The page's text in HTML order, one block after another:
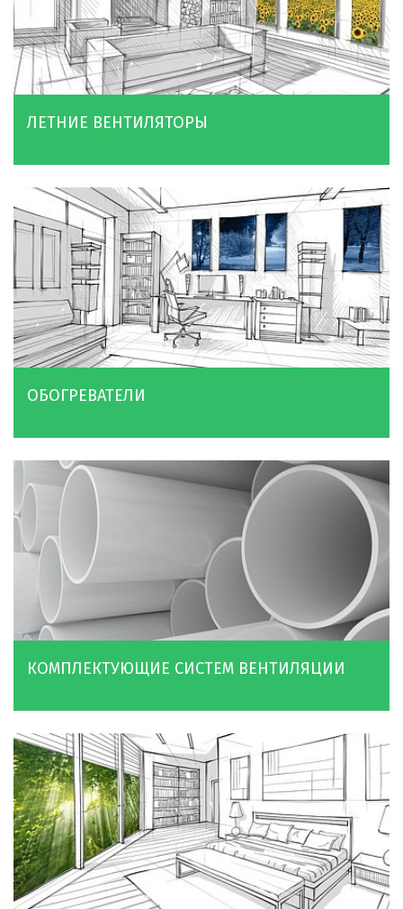
ЛЕТНИЕ ВЕНТИЛЯТОРЫ
ОБОГРЕВАТЕЛИ
КОМПЛЕКТУЮЩИЕ СИСТЕМ ВЕНТИЛЯЦИИ